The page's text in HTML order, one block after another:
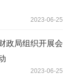
2023-06-25
政局组织开展会
2023-06-25